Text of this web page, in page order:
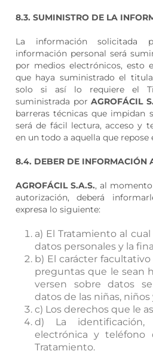
8.3. SUMINISTRO DE LA
La información solicitada
información personal será
por medios electrónicos, esto
que haya suministrado el
solo si así lo requiere el
suministrada por AGROFÁCIL
barreras técnicas que impidan
será de fácil lectura, acceso y
en un todo a aquella que repose
8.4. DEBER DE INFORMACIÓN
AGROFÁCIL S.A.S., al
autorización, deberá
expresa lo siguiente:
a) El Tratamiento al
datos personales y la
b) El carácter
preguntas que le sean
versen sobre datos
datos de las niñas,
c) Los derechos que le
d) La
electrónica y teléfono
Tratamiento.